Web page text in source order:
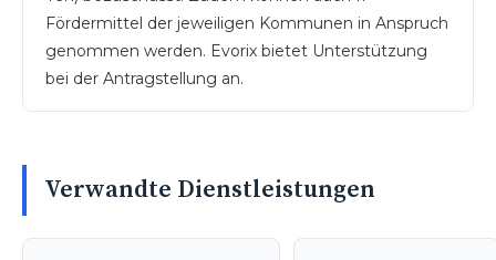
Fördermittel der jeweiligen Kommunen in Anspruch
genommen werden. Evorix bietet Unterstützung
bei der Antragstellung an.
Verwandte Dienstleistungen